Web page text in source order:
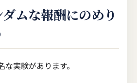
ムな報酬にのめり
実験があります。